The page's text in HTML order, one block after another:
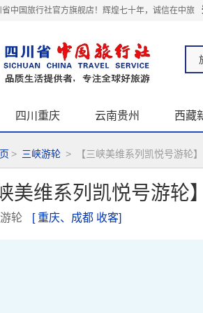
中国旅行社官方旗舰店！辉煌七十年，诚信在中旅
四川重庆 云南贵州 西藏
> 三峡游轮 > 【三峡美维系列凯悦号游轮
峡美维系列凯悦号游
轮 [ 重庆、成都 收客]